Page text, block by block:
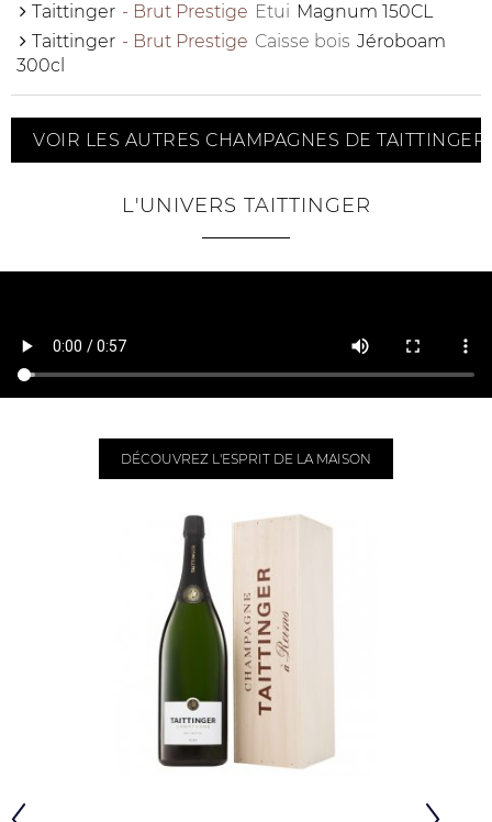
Taittinger - Brut Prestige Etui Magnum 150CL
Taittinger - Brut Prestige Caisse bois Jéroboam
300cl
VOIR LES AUTRES CHAMPAGNES DE TAITTINGER
L'UNIVERS TAITTINGER
DÉCOUVREZ L'ESPRIT DE LA MAISON